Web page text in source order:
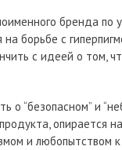
бренда
борьбе с
с идеей о том,
“безопасном” и
опирается
и любопытством